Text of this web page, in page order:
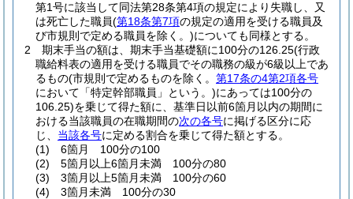
第1号に該当して同法第28条第4項の規定により失職し、又
は死亡した職員(第18条第7項の規定の適用を受ける職員及
び市規則で定める職員を除く。)についても同様とする。
2
期末手当の額は、期末手当基礎額に100分の126.25(行政
職給料表の適用を受ける職員でその職務の級が6級以上であ
るもの(市規則で定めるものを除く。 第17条の4第2項各号
において「特定幹部職員」という。)にあっては100分の
106.25)を乗じて得た額に、基準日以前6箇月以内の期間に
おける当該職員の在職期間の次の各号に掲げる区分に応
じ、 当該各号に定める割合を乗じて得た額とする。
(1)
6箇月 100分の100
(2)
5箇月以上6箇月未満 100分の80
(3)
3箇月以上5箇月未満 100分の60
(4)
3箇月未満 100分の30